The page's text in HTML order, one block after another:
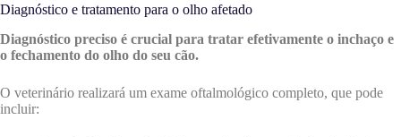
Diagnóstico e tratamento para o olho afetado
Diagnóstico preciso é crucial para tratar efetivamente o inchaço e
o fechamento do olho do seu cão.
O veterinário realizará um exame oftalmológico completo, que pode
incluir: